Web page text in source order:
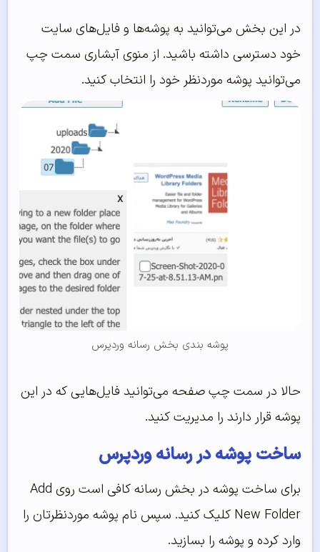
در این بخش می‌توانید به پوشه‌ها و فایل‌های سایت
خود دسترسی داشته باشید. از منوی آبشاری سمت چپ
می‌توانید پوشه موردنظر خود را انتخاب کنید.
پوشه بندی بخش رسانه وردپرس
حالا در سمت چپ صفحه می‌توانید فایل‌هایی که در این
پوشه قرار دارند را مدیریت کنید.
ساخت پوشه در رسانه وردپرس
برای ساخت پوشه در بخش رسانه کافی است روی Add
New Folder کلیک کنید. سپس نام پوشه موردنظرتان را
وارد کرده و پوشه را بسازید.